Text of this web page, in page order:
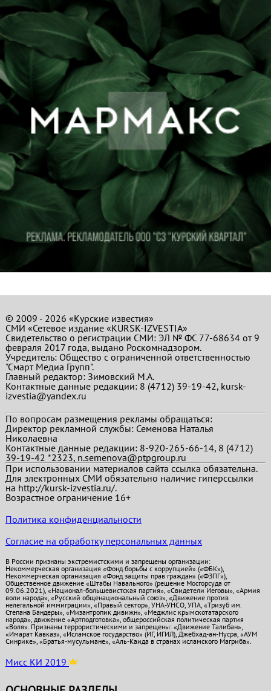
© 2009 - 2026 «Курские известия»
СМИ «Сетевое издание «KURSK-IZVESTIA»
Свидетельство о регистрации СМИ: ЭЛ № ФС 77-68634 от 9
февраля 2017 года, выдано Роскомнадзором.
Учредитель: Общество с ограниченной ответственностью
"Смарт Медиа Групп".
Главный редактор:Зимовский М.А.
Контактные данные редакции: 8 (4712) 39-19-42, kursk-
izvestia@yandex.ru
По вопросам размещения рекламы обращаться:
Директор рекламной службы: Семенова Наталья
Николаевна
Контактные данные редакции: 8-920-265-66-14, 8 (4712)
39-19-42 *2323, n.semenova@ptpgroup.ru
При использовании материалов сайта ссылка обязательна.
Для электронных СМИ обязательно наличие гиперссылки
на http://kursk-izvestia.ru/.
Возрастное ограничение 16+
Политика конфиденциальности
Согласие на обработку персональных данных
В России признаны экстремистскими и запрещены организации:
Некоммерческая организация «Фонд борьбы с коррупцией» («ФБК»),
Некоммерческая организация «Фонд защиты прав граждан» («ФЗПГ»),
Общественное движение «Штабы Навального» (решение Мосгорсуда от
09.06.2021), «Национал-большевистская партия», «Свидетели Иеговы», «Армия
воли народа», «Русский общенациональный союз», «Движение против
нелегальной иммиграции», «Правый сектор», УНА-УНСО, УПА, «Тризуб им.
Степана Бандеры», «Мизантропик дивижн», «Меджлис крымскотатарского
народа», движение «Артподготовка», общероссийская политическая партия
«Воля». Признаны террористическими и запрещены: «Движение Талибан»,
«Имарат Кавказ», «Исламское государство» (ИГ, ИГИЛ), Джебхад-ан-Нусра, «АУМ
Синрике», «Братья-мусульмане», «Аль-Каида в странах исламского Магриба».
Мисс КИ 2019